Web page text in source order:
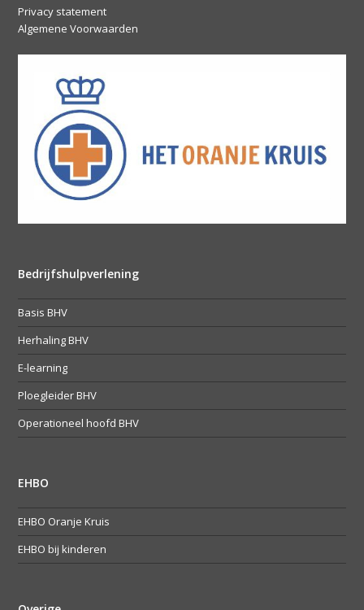
Privacy statement
Algemene Voorwaarden
Bedrijfshulpverlening
Basis BHV
Herhaling BHV
E-learning
Ploegleider BHV
Operationeel hoofd BHV
EHBO
EHBO Oranje Kruis
EHBO bij kinderen